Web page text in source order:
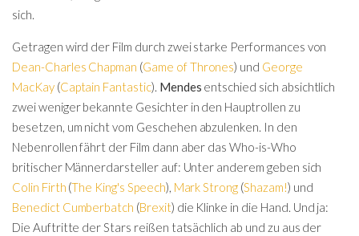
sich.
Getragen wird der Film durch zwei starke Performances von
Dean-Charles Chapman (Game of Thrones) und George
MacKay (Captain Fantastic). Mendes entschied sich absichtlich
zwei weniger bekannte Gesichter in den Hauptrollen zu
besetzen, um nicht vom Geschehen abzulenken. In den
Nebenrollen fährt der Film dann aber das Who-is-Who
britischer Männerdarsteller auf: Unter anderem geben sich
Colin Firth (The King's Speech), Mark Strong (Shazam!) und
Benedict Cumberbatch (Brexit) die Klinke in die Hand. Und ja:
Die Auftritte der Stars reißen tatsächlich ab und zu aus der